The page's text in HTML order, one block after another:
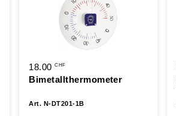
18.00CHF
Bimetallthermometer
Art. N-DT201-1B